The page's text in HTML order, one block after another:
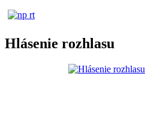
Hlásenie rozhlasu